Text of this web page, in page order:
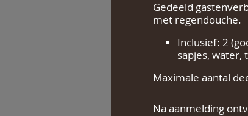
Gedeeld
met regendouche.
Inclusief: 2
sapjes, water,
Maximale aantal
Na aanmelding